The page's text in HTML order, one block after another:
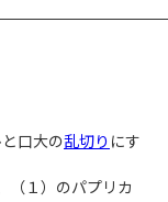
口大の乱切り にす
（１）のパプリカ